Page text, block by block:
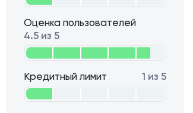
Кредитный лимит 1 из 5
Оценка пользователей
4.5 из 5